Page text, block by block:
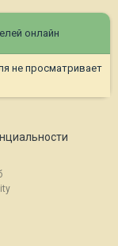
онлайн
не просматривает